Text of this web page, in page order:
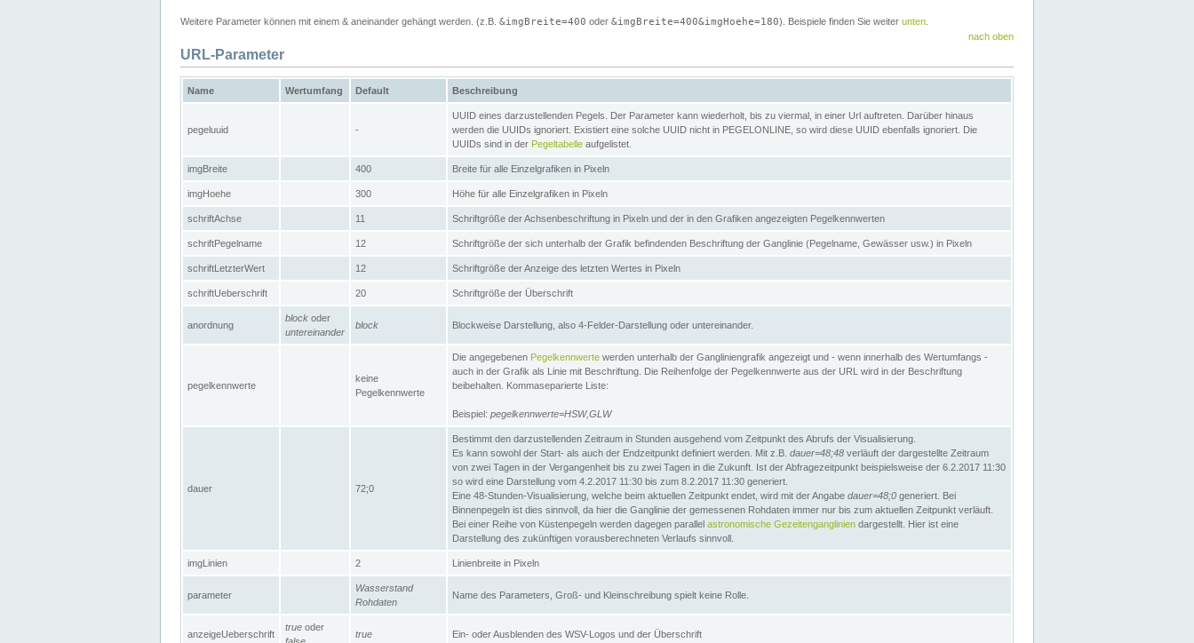
Weitere Parameter können mit einem & aneinander gehängt werden. (z.B. &imgBreite=400 oder &imgBreite=400&imgHoehe=180). Beispiele finden Sie weiter unten
nach oben
URL-Parameter
Name Wertumfang Default Beschreibung
pegeluuid -
UUID eines darzustellenden Pegels. Der Parameter kann wiederholt, bis zu viermal, in einer Url auftreten. Darüber hinaus
werden die UUIDs ignoriert. Existiert eine solche UUID nicht in PEGELONLINE, so wird diese UUID ebenfalls ignoriert. Die
UUIDs sind in der Pegeltabelle aufgelistet.
imgBreite 400 Breite für alle Einzelgrafiken in Pixeln
imgHoehe 300 Höhe für alle Einzelgrafiken in Pixeln
schriftAchse 11 Schriftgröße der Achsenbeschriftung in Pixeln und der in den Grafiken angezeigten Pegelkennwerten
schriftPegelname 12 Schriftgröße der sich unterhalb der Grafik befindenden Beschriftung der Ganglinie (Pegelname, Gewässer usw.) in Pixeln
schriftLetzterWert 12 Schriftgröße der Anzeige des letzten Wertes in Pixeln
schriftUeberschrift 20 Schriftgröße der Überschrift
anordnung
block oder
untereinander
block Blockweise Darstellung, also 4-Felder-Darstellung oder untereinander.
pegelkennwerte
keine
Pegelkennwerte
Die angegebenen Pegelkennwerte werden unterhalb der Gangliniengrafik angezeigt und - wenn innerhalb des Wertumfangs -
auch in der Grafik als Linie mit Beschriftung. Die Reihenfolge der Pegelkennwerte aus der URL wird in der Beschriftung
beibehalten. Kommaseparierte Liste:
Beispiel: pegelkennwerte=HSW,GLW
dauer 72;0
Bestimmt den darzustellenden Zeitraum in Stunden ausgehend vom Zeitpunkt des Abrufs der Visualisierung.
Es kann sowohl der Start- als auch der Endzeitpunkt definiert werden. Mit z.B. dauer=48;48 verläuft der dargestellte Zeitraum
von zwei Tagen in der Vergangenheit bis zu zwei Tagen in die Zukunft. Ist der Abfragezeitpunkt beispielsweise der 6.2.2017 11:30
so wird eine Darstellung vom 4.2.2017 11:30 bis zum 8.2.2017 11:30 generiert.
Eine 48-Stunden-Visualisierung, welche beim aktuellen Zeitpunkt endet, wird mit der Angabe dauer=48;0 generiert. Bei
Binnenpegeln ist dies sinnvoll, da hier die Ganglinie der gemessenen Rohdaten immer nur bis zum aktuellen Zeitpunkt verläuft.
Bei einer Reihe von Küstenpegeln werden dagegen parallel astronomische Gezeitenganglinien dargestellt. Hier ist eine
Darstellung des zukünftigen vorausberechneten Verlaufs sinnvoll.
imgLinien 2 Linienbreite in Pixeln
parameter
Wasserstand
Rohdaten
Name des Parameters, Groß- und Kleinschreibung spielt keine Rolle.
anzeigeUeberschrift
true oder
true Ein- oder Ausblenden des WSV-Logos und der Überschrift